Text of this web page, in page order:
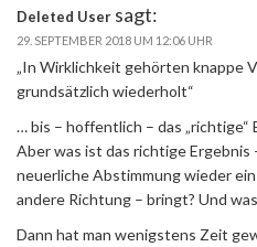
Deleted User sagt:
29. SEPTEMBER 2018 UM 12:06 UHR
„In Wirklichkeit gehörten knappe
grundsätzlich wiederholt“
… bis – hoffentlich – das „richtige“
Aber was ist das richtige Ergebnis
neuerliche Abstimmung wieder
andere Richtung – bringt? Und
Dann hat man wenigstens Zeit